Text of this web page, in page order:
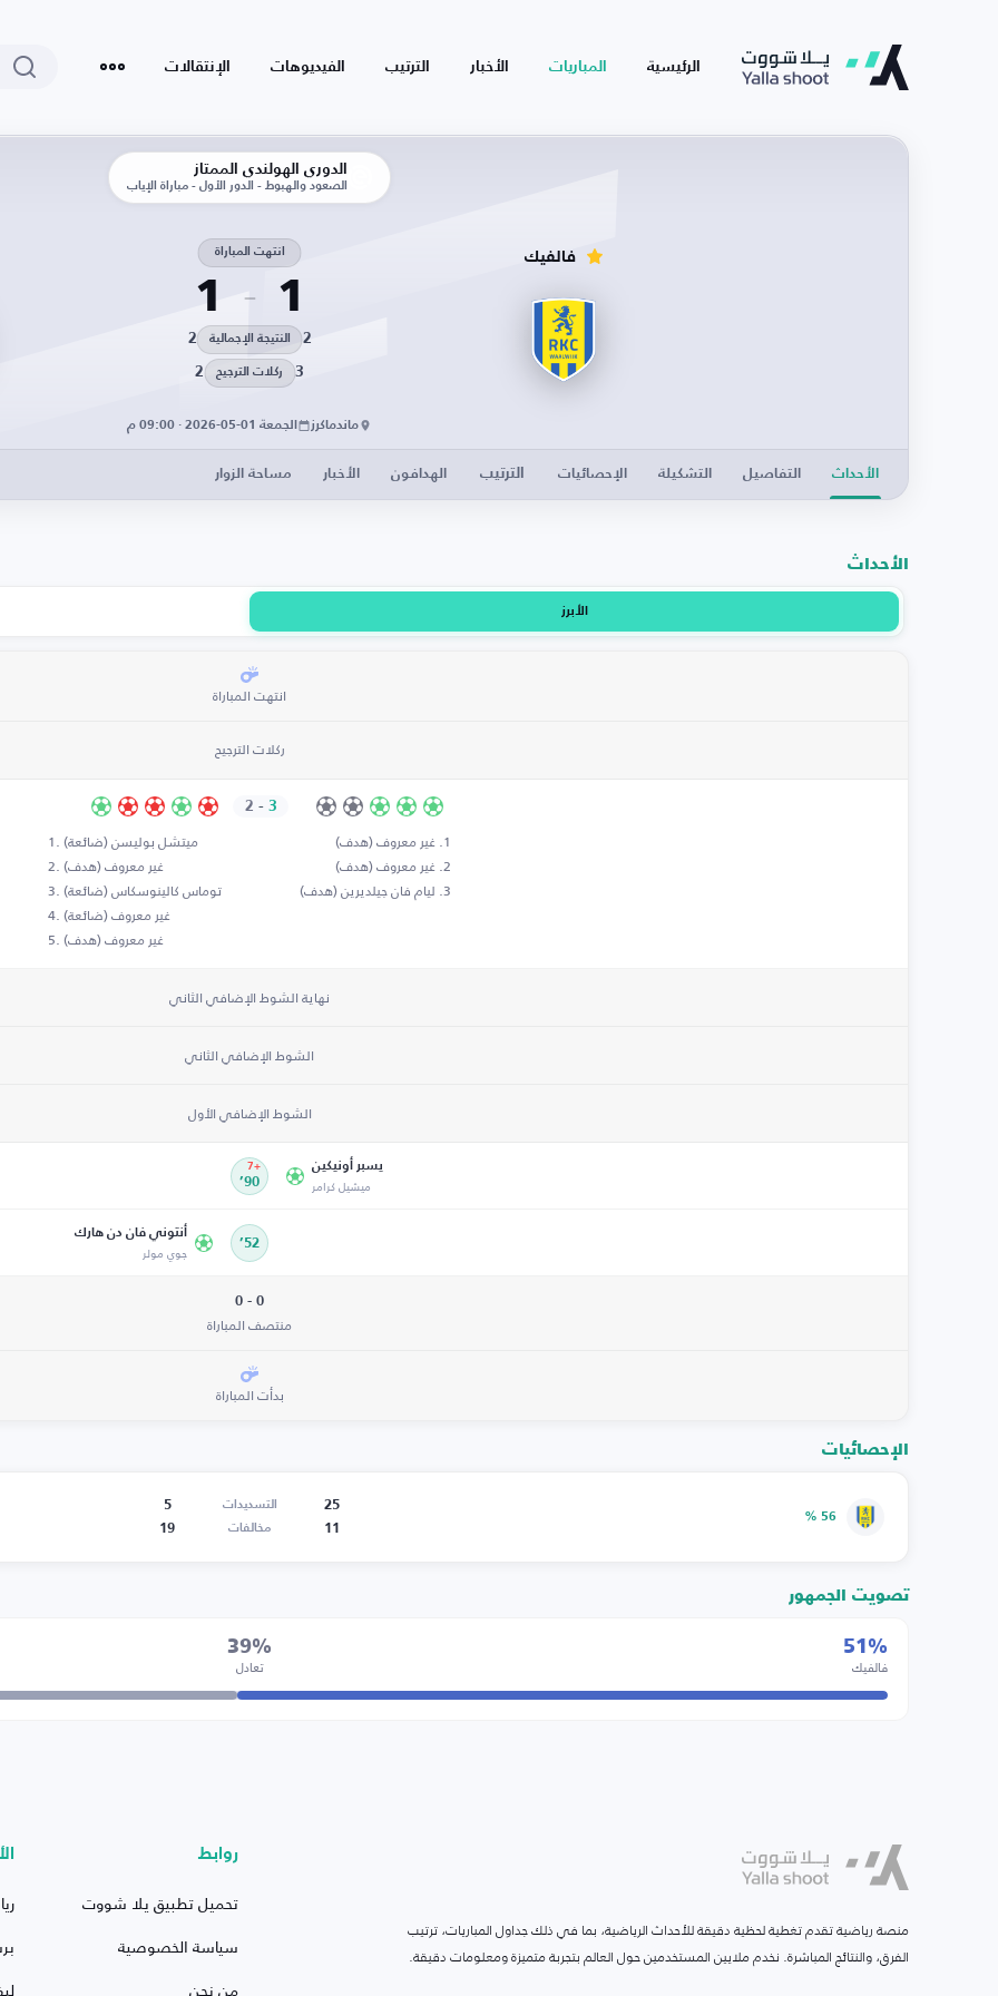
الرئيسية المباريات الأخبار الترتيب الفيديوهات الإنتقالات
الدوري الهولندي الممتاز
الصعود والهبوط - الدور الأول - مباراة الإياب
فالفيك
1
انتهت المباراة
1
2 النتيجة الإجمالية 2
3 ركلات الترجيح 2
ماندماكرز الجمعة 01-05-2026 · 09:00 م
الأحداث التفاصيل التشكيلة الإحصائيات الترتيب الهدافون الأخبار مساحة الزوار
الأحداث
الأبرز
انتهت المباراة
ركلات الترجيح
غير معروف (هدف)
غير معروف (هدف)
ليام فان جيلديرين (هدف)
3
-
2
ميتشل بوليسن (ضائعة)
غير معروف (هدف)
توماس كالينوسكاس (ضائعة)
غير معروف (ضائعة)
غير معروف (هدف)
نهاية الشوط الإضافي الثاني
الشوط الإضافي الثاني
الشوط الإضافي الأول
يسبر أونيكين
ميشيل كرامر 90’
+7
52’
أنتوني فان دن هارك
جوي مولر
0 - 0
منتصف المباراة
بدأت المباراة
الإحصائيات
56 %
25 التسديدات
5
11
مخالفات 19
تصويت الجمهور
51%
فالفيك
39%
تعادل
منصة رياضية تقدم تغطية لحظية دقيقة للأحداث الرياضية، بما في ذلك جداول المباريات، ترتيب
الفرق، والنتائج المباشرة. نخدم ملايين المستخدمين حول العالم بتجربة متميزة ومعلومات دقيقة.
روابط
تحميل تطبيق يلا شووت
سياسة الخصوصية
من نحن